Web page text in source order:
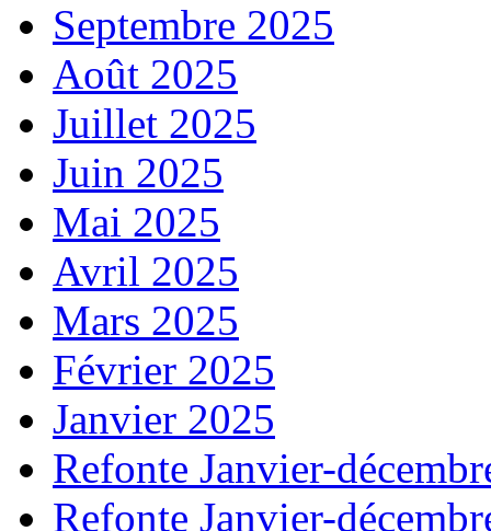
Septembre 2025
Août 2025
Juillet 2025
Juin 2025
Mai 2025
Avril 2025
Mars 2025
Février 2025
Janvier 2025
Refonte Janvier-
Refonte Janvier-